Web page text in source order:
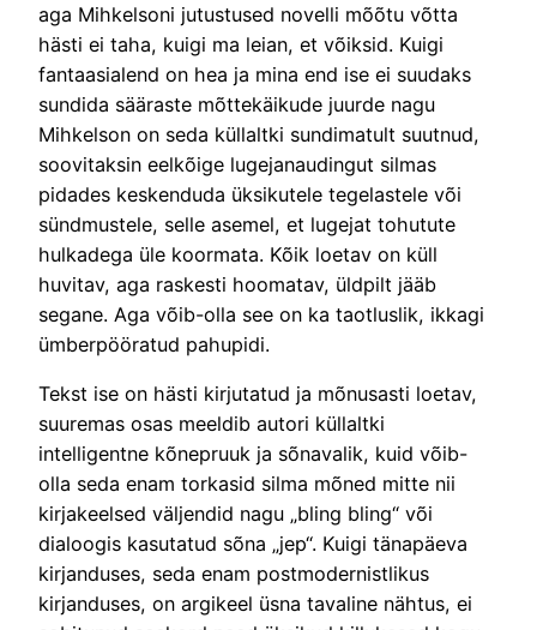
aga Mihkelsoni jutustused novelli mõõtu võtta
hästi ei taha, kuigi ma leian, et võiksid. Kuigi
fantaasialend on hea ja mina end ise ei suudaks
sundida sääraste mõttekäikude juurde nagu
Mihkelson on seda küllaltki sundimatult suutnud,
soovitaksin eelkõige lugejanaudingut silmas
pidades keskenduda üksikutele tegelastele või
sündmustele, selle asemel, et lugejat tohutute
hulkadega üle koormata. Kõik loetav on küll
huvitav, aga raskesti hoomatav, üldpilt jääb
segane. Aga võib-olla see on ka taotluslik, ikkagi
ümberpööratud pahupidi.
Tekst ise on hästi kirjutatud ja mõnusasti loetav,
suuremas osas meeldib autori küllaltki
intelligentne kõnepruuk ja sõnavalik, kuid võib-
olla seda enam torkasid silma mõned mitte nii
kirjakeelsed väljendid nagu „bling bling“ või
dialoogis kasutatud sõna „jep“. Kuigi tänapäeva
kirjanduses, seda enam postmodernistlikus
kirjanduses, on argikeel üsna tavaline nähtus, ei